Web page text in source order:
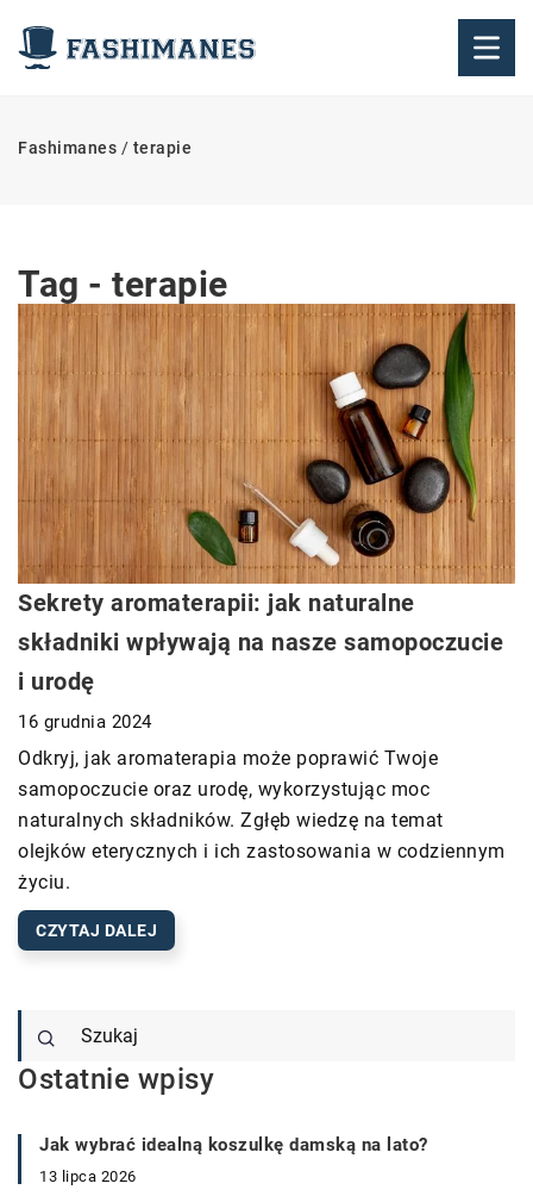
Fashimanes / terapie
Tag - terapie
Sekrety aromaterapii: jak naturalne
składniki wpływają na nasze samopoczucie
i urodę
16 grudnia 2024
Odkryj, jak aromaterapia może poprawić Twoje
samopoczucie oraz urodę, wykorzystując moc
naturalnych składników. Zgłęb wiedzę na temat
olejków eterycznych i ich zastosowania w codziennym
życiu.
CZYTAJ DALEJ
Ostatnie wpisy
Jak wybrać idealną koszulkę damską na lato?
13 lipca 2026